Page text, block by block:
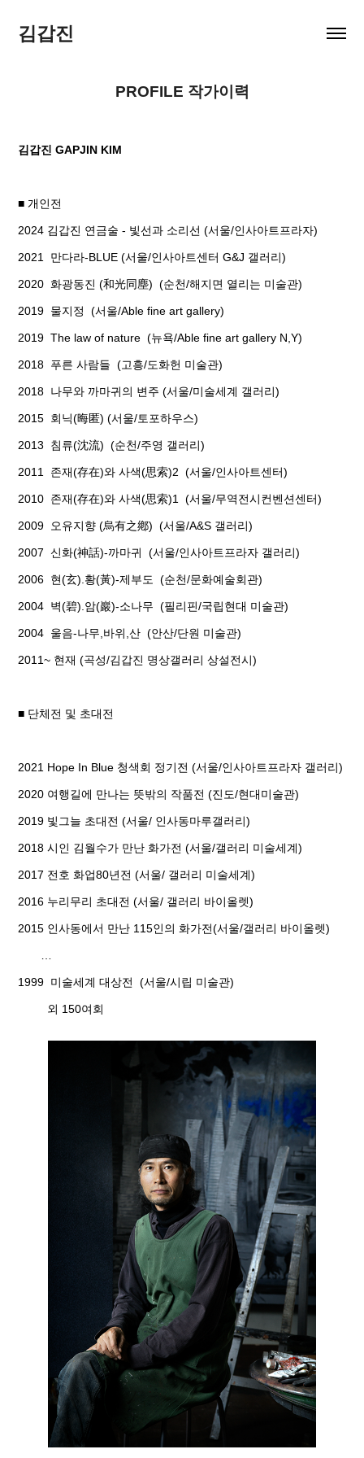
김갑진
PROFILE 작가이력
김갑진 GAPJIN KIM
■ 개인전
2024 김갑진 연금술 - 빛선과 소리선 (서울/인사아트프라자)
2021 만다라-BLUE (서울/인사아트센터 G&J 갤러리)
2020 화광동진 (和光同塵) (순천/해지면 열리는 미술관)
2019 물지정 (서울/Able fine art gallery)
2019 The law of nature (뉴욕/Able fine art gallery N,Y)
2018 푸른 사람들 (고흥/도화헌 미술관)
2018 나무와 까마귀의 변주 (서울/미술세계 갤러리)
2015 회닉(晦匿) (서울/토포하우스)
2013 침류(沈流) (순천/주영 갤러리)
2011 존재(存在)와 사색(思索)2 (서울/인사아트센터)
2010 존재(存在)와 사색(思索)1 (서울/무역전시컨벤션센터)
2009 오유지향 (烏有之鄕) (서울/A&S 갤러리)
2007 신화(神話)-까마귀 (서울/인사아트프라자 갤러리)
2006 현(玄).황(黃)-제부도 (순천/문화예술회관)
2004 벽(碧).암(巖)-소나무 (필리핀/국립현대 미술관)
2004 울음-나무,바위,산 (안산/단원 미술관)
2011~ 현재 (곡성/김갑진 명상갤러리 상설전시)
■ 단체전 및 초대전
2021 Hope In Blue 청색회 정기전 (서울/인사아트프라자 갤러리)
2020 여행길에 만나는 뜻밖의 작품전 (진도/현대미술관)
2019 빛그늘 초대전 (서울/ 인사동마루갤러리)
2018 시인 김월수가 만난 화가전 (서울/갤러리 미술세계)
2017 전호 화업80년전 (서울/ 갤러리 미술세계)
2016 누리무리 초대전 (서울/ 갤러리 바이올렛)
2015 인사동에서 만난 115인의 화가전(서울/갤러리 바이올렛)
1999 미술세계 대상전 (서울/시립 미술관)
외 150여회